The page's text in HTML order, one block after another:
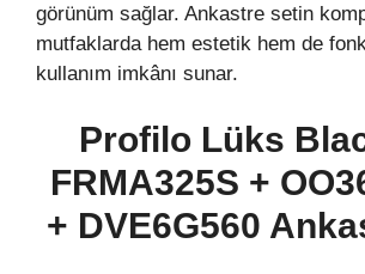
görünüm sağlar. Ankastre setin
mutfaklarda hem estetik hem de
kullanım imkânı sunar.
Profilo Lüks
FRMA325S +
+ DVE6G560